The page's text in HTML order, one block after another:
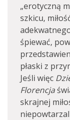
„erotyczną
szkicu,
śpiewać,
płaski z
Jeśli więc
Florencja
skrajnej